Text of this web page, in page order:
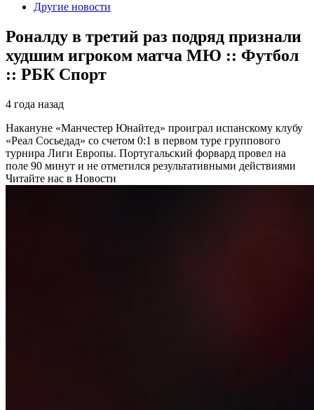
Другие новости
Роналду в третий раз подряд признали
худшим игроком матча МЮ :: Футбол
:: РБК Спорт
4 года назад
Накануне «Манчестер Юнайтед» проиграл испанскому клубу
«Реал Сосьедад» со счетом 0:1 в первом туре группового
турнира Лиги Европы. Португальский форвард провел на
поле 90 минут и не отметился результативными действиями
Читайте нас в Новости